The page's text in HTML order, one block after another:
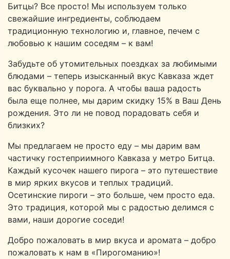
Битцы? Все просто! Мы используем только
свежайшие ингредиенты, соблюдаем
традиционную технологию и, главное, печем с
любовью к нашим соседям – к вам!
Забудьте об утомительных поездках за любимыми
блюдами – теперь изысканный вкус Кавказа ждет
вас буквально у порога. А чтобы ваша радость
была еще полнее, мы дарим скидку 15% в Ваш День
рождения. Это ли не повод порадовать себя и
близких?
Мы предлагаем не просто еду – мы дарим вам
частичку гостеприимного Кавказа у метро Битца.
Каждый кусочек нашего пирога – это путешествие
в мир ярких вкусов и теплых традиций.
Осетинские пироги – это больше, чем просто еда.
Это традиция, которой мы с радостью делимся с
вами, наши дорогие соседи!
Добро пожаловать в мир вкуса и аромата – добро
пожаловать к нам в «Пирогоманию»!